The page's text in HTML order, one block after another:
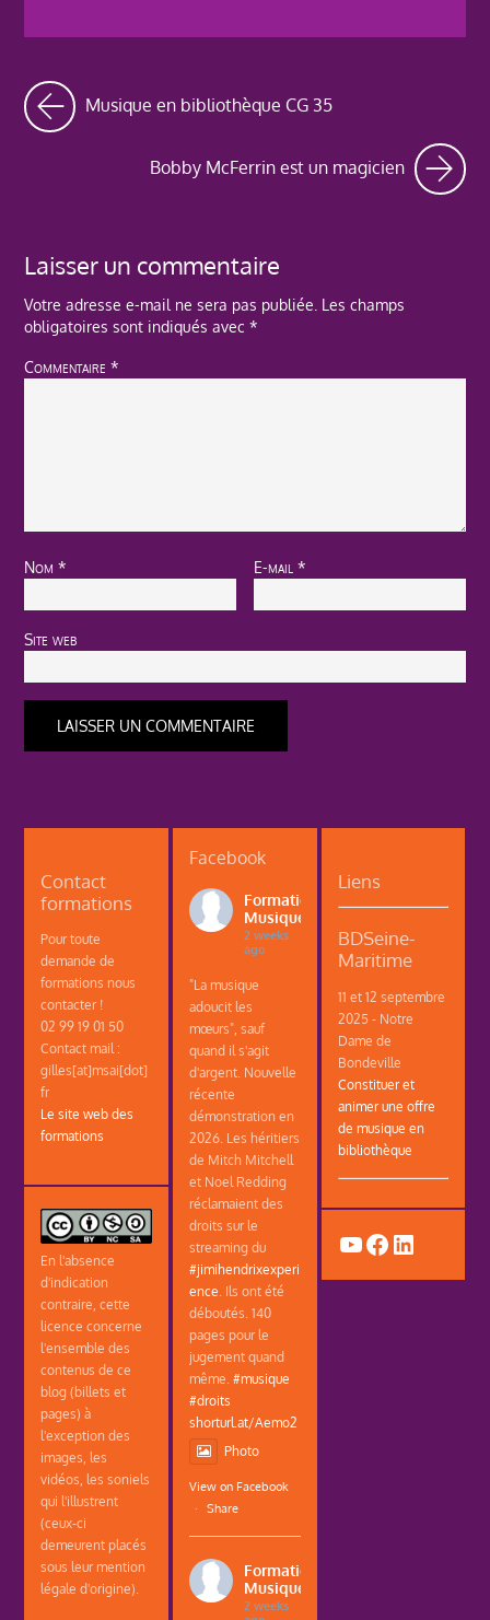
Musique en bibliothèque CG 35
Bobby McFerrin est un magicien
Laisser un commentaire
Votre adresse e-mail ne sera pas publiée. Les champs
obligatoires sont indiqués avec*
Commentaire*
Nom* E-mail*
Site web
Contact
formations
Pour toute
demande de
formations nous
contacter !
02 99 19 01 50
Contact mail :
gilles[at]msai[dot]
fr
Le site web des
formations
En l'absence
d'indication
contraire, cette
licence concerne
l'ensemble des
contenus de ce
blog (billets et
pages) à
l'exception des
images, les
vidéos, les soniels
qui l'illustrent
(ceux-ci
demeurent placés
sous leur mention
légale d'origine).
Facebook
Formations
Musique
2 weeks
ago
"La musique
adoucit les
mœurs", sauf
quand il s'agit
d'argent. Nouvelle
récente
démonstration en
2026. Les héritiers
de Mitch Mitchell
et Noel Redding
réclamaient des
droits sur le
streaming du
#jimihendrixexperi
ence. Ils ont été
déboutés. 140
pages pour le
jugement quand
même.#musique
#droits
shorturl.at/Aemo2
Photo
View on Facebook
·
Share
Formations
Musique
2 weeks
Liens
BDSeine-
Maritime
11 et 12 septembre
2025 - Notre
Dame de
Bondeville
Constituer et
animer une offre
de musique en
bibliothèque
YouTube
Facebook
LinkedIn